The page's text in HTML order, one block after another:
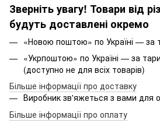
Зверніть увагу! Товари від
будуть доставлені окремо
«Новою поштою» по Україні — за
«Укрпоштою» по Україні — за
(доступно не для всіх товарів)
Більше інформації про доставку
Виробник зв'яжеться з вами для
Більше інформації про оплату